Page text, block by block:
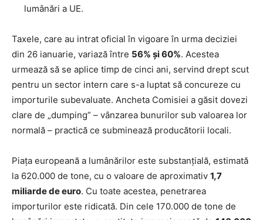
lumânări a UE.
Taxele, care au intrat oficial în vigoare în urma deciziei
din 26 ianuarie, variază între 56% și 60%. Acestea
urmează să se aplice timp de cinci ani, servind drept scut
pentru un sector intern care s-a luptat să concureze cu
importurile subevaluate. Ancheta Comisiei a găsit dovezi
clare de „dumping” – vânzarea bunurilor sub valoarea lor
normală – practică ce subminează producătorii locali.
Piața europeană a lumânărilor este substanțială, estimată
la 620.000 de tone, cu o valoare de aproximativ 1,7
miliarde de euro. Cu toate acestea, penetrarea
importurilor este ridicată. Din cele 170.000 de tone de